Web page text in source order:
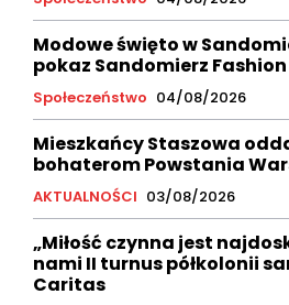
Modowe święto w
pokaz Sandomierz
Społeczeństwo 04/08/2026
Mieszkańcy Staszowa
bohaterom Powstania
AKTUALNOŚCI 03/08/2026
„Miłość czynna jest
nami II turnus półkolonii
Caritas